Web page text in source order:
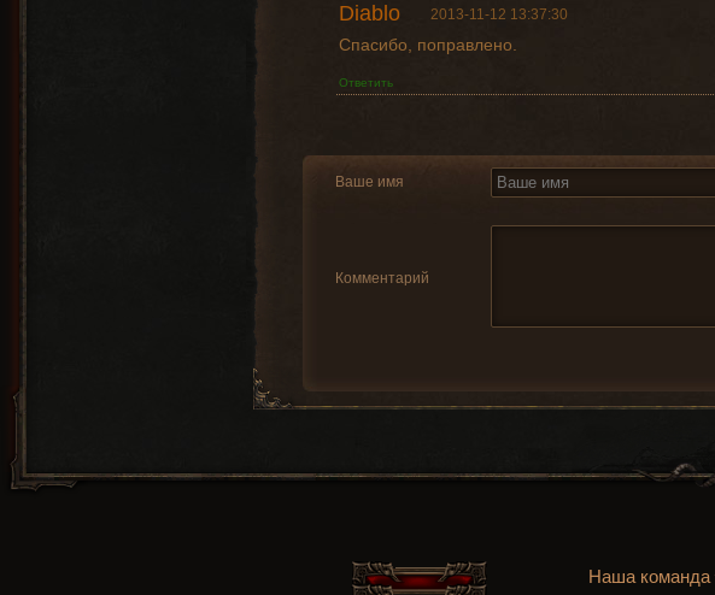
Diablo 2013-11-12 13:37:30
Спасибо, поправлено.
Ответить
Ваше имя
Комментарий
Наша команда